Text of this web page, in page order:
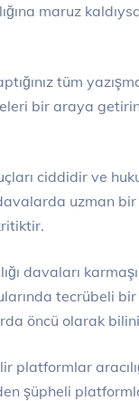
maruz
tüm
bir araya
ciddidir ve
uzman
davaları
tecrübeli
öncü olarak
şüpheli